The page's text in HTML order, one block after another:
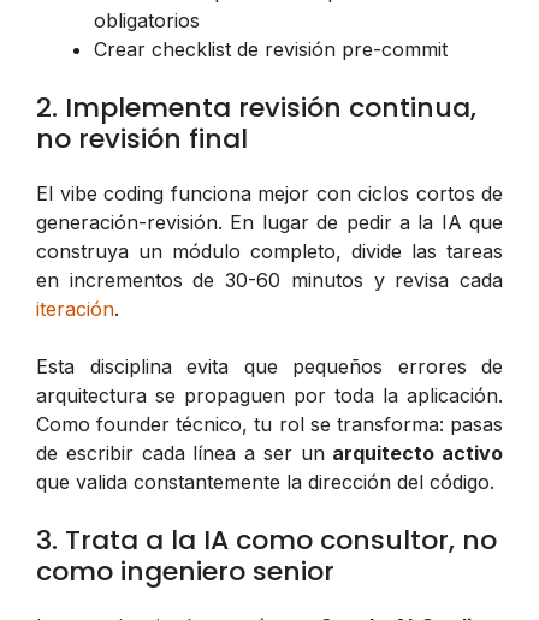
obligatorios
Crear checklist de revisión pre-commit
2. Implementa revisión continua,
no revisión final
El vibe coding funciona mejor con ciclos cortos de
generación-revisión. En lugar de pedir a la IA que
construya un módulo completo, divide las tareas
en incrementos de 30-60 minutos y revisa cada
iteración.
Esta disciplina evita que pequeños errores de
arquitectura se propaguen por toda la aplicación.
Como founder técnico, tu rol se transforma: pasas
de escribir cada línea a ser un arquitecto activo
que valida constantemente la dirección del código.
3. Trata a la IA como consultor, no
como ingeniero senior